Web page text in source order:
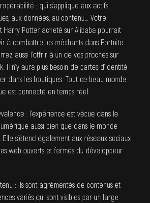
: qui s’applique aux actifs
aux données, au contenu… Votre
Harry Potter acheté sur Alibaba pourrait
à combattre les méchants dans Fortnite.
aussi l’offrir à un de vos proches sur
Il n’y aura plus besoin de cartes d’identité
dans les boutiques. Tout ce beau monde
est connecté en temps réel.
: l’expérience est vécue dans le
aussi bien que dans le monde
Elle s’étend également aux réseaux sociaux
web ouverts et fermés du développeur
: ils sont agrémentés de contenus et
variés qui sont visibles par un large